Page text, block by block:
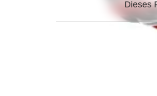
Dieses